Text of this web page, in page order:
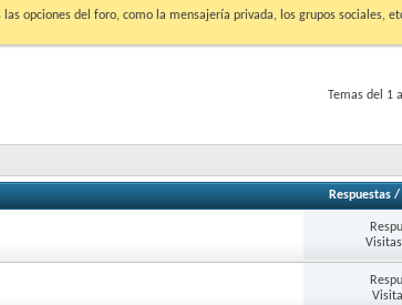
opciones del foro, como la mensajería privada, los grupos sociales,
Temas del 1
Respuestas